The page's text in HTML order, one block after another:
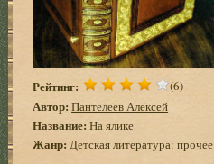
Рейтинг: (6)
Автор: Пантелеев Алексей
Название: На ялике
Жанр: Детская литература: прочее